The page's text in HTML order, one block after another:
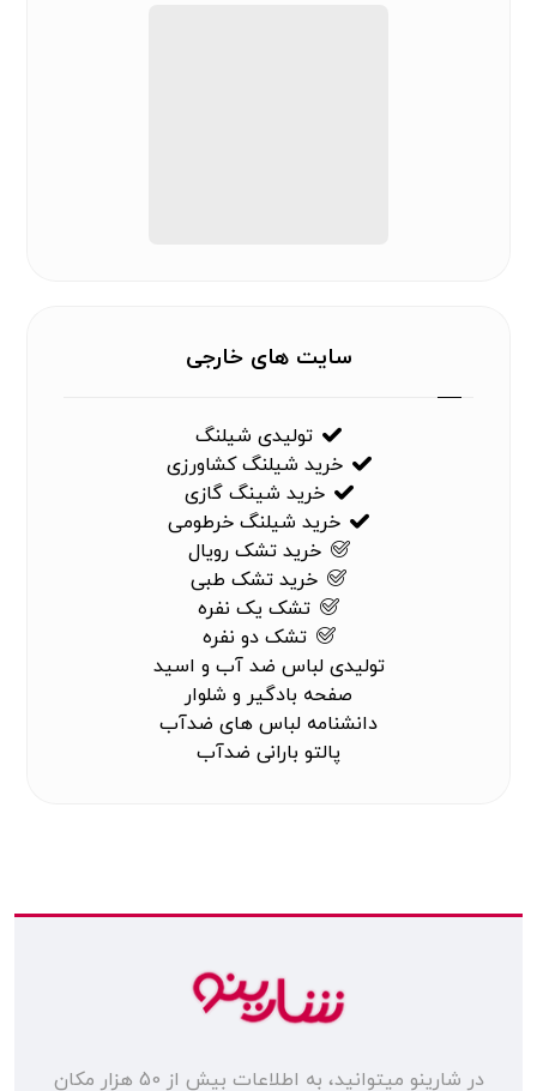
سایت های خارجی
تولیدی شیلنگ
خرید شیلنگ کشاورزی
خرید شینگ گازی
خرید شیلنگ خرطومی
خرید تشک رویال
خرید تشک طبی
تشک یک نفره
تشک دو نفره
تولیدی لباس ضد آب و اسید
صفحه بادگیر و شلوار
دانشنامه لباس های ضدآب
پالتو بارانی ضدآب
در شارینو میتوانید، به اطلاعات بیش از 50 هزار مکان